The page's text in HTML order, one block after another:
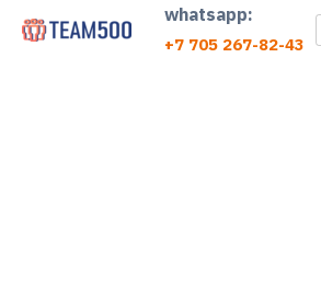
whatsapp:
+7 705 267-82-43